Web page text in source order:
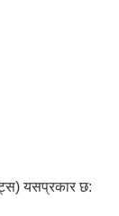
यसप्रकार छ: